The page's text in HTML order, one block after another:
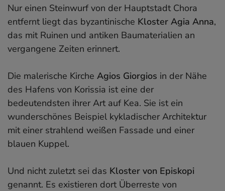
Nur einen Steinwurf von der Hauptstadt Chora
entfernt liegt das byzantinische Kloster Agia Anna,
das mit Ruinen und antiken Baumaterialien an
vergangene Zeiten erinnert.
Die malerische Kirche Agios Giorgios in der Nähe
des Hafens von Korissia ist eine der
bedeutendsten ihrer Art auf Kea. Sie ist ein
wunderschönes Beispiel kykladischer Architektur
mit einer strahlend weißen Fassade und einer
blauen Kuppel.
Und nicht zuletzt sei das Kloster von Episkopi
genannt. Es existieren dort Überreste von